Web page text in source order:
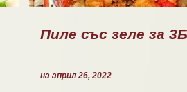
Пиле със зеле за
на април 26, 2022